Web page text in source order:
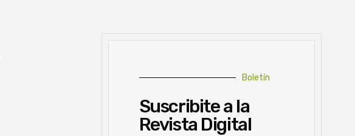
Boletín
Suscribite a la
Revista Digital